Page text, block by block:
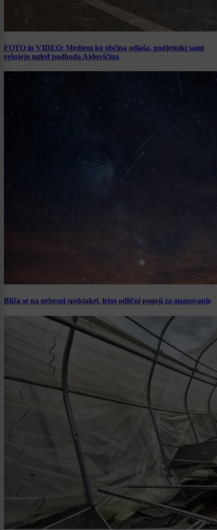
FOTO in VIDEO: Medtem ko občina odlaša, podjetniki sami
rešujejo ugled podhoda Ajdovščina
Bliža se na nebesni spektakel, letos odlični pogoji za opazovanje